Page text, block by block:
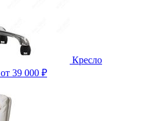
Кресло
от 39 000 ₽